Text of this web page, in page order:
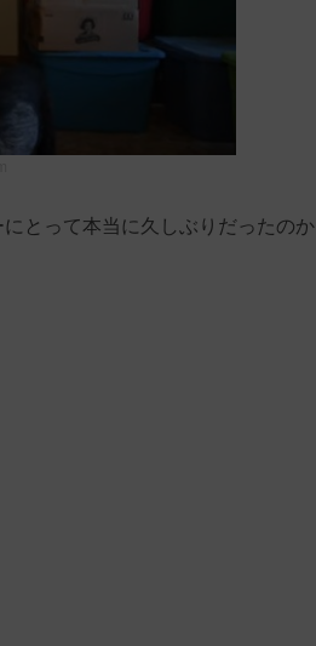
とって本当に久しぶりだったのか